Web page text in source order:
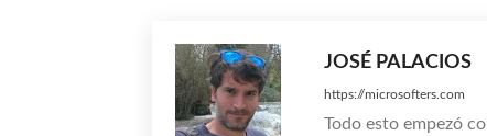
JOSÉ PALACIOS
https://microsofters.com
Todo esto empezó